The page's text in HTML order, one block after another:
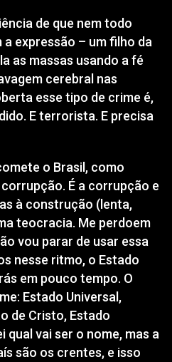
de que nem todo
expressão – um filho da
as massas usando a fé
cerebral nas
esse tipo de crime é,
E terrorista. E precisa
o Brasil, como
É a corrupção e
à construção (lenta,
teocracia. Me perdoem
vou parar de usar essa
nesse ritmo, o Estado
em pouco tempo. O
Estado Universal,
de Cristo, Estado
qual vai ser o nome, mas a
são os crentes, e isso